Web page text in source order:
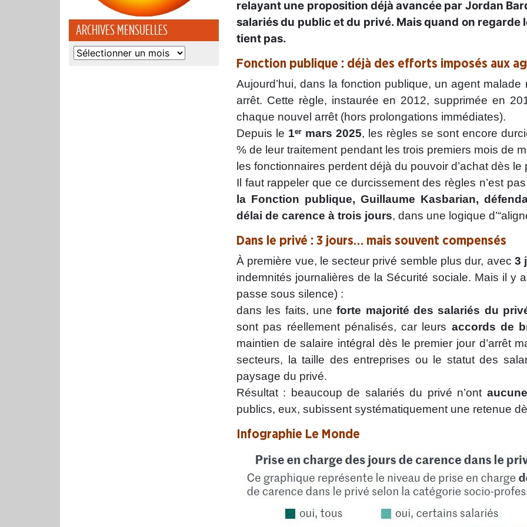
ARCHIVES MENSUELLES
Archives
relayant une proposition déjà avancée par Jordan
salariés du public et du privé. Mais quand on regarde
tient pas.
Fonction publique : déjà des efforts imposés aux
Aujourd’hui, dans la fonction publique, un agent malade
arrêt. Cette règle, instaurée en 2012, supprimée en
chaque nouvel arrêt (hors prolongations immédiates).
Depuis le 1ᵉʳ mars 2025, les règles se sont encore
% de leur traitement pendant les trois premiers mois de
les fonctionnaires perdent déjà du pouvoir d’achat dès le
Il faut rappeler que ce durcissement des règles n’est
la Fonction publique, Guillaume Kasbarian,
délai de carence à trois jours, dans une logique
Dans le privé : 3 jours… mais souvent compensés
À première vue, le secteur privé semble plus dur, avec 3
indemnités journalières de la Sécurité sociale. Mais il y
passe sous silence) :
dans les faits, uneforte majorité des salariés du
sont pas réellement pénalisés, car leurs accords de
maintien de salaire intégral dès le premier jour d’arrêt
secteurs, la taille des entreprises ou le statut des
paysage du privé.
Résultat : beaucoup de salariés du privé n’ont
publics, eux, subissent systématiquement une retenue
Infographie Le Monde